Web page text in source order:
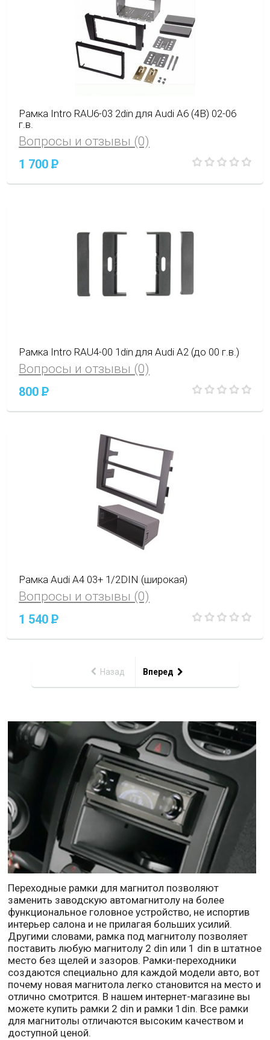
Рамка Intro RAU6-03 2din для Audi A6 (4B) 02-06
г.в.
Вопросы и отзывы (0)
1 700P
Рамка Intro RAU4-00 1din для Audi A2 (до 00 г.в.)
Вопросы и отзывы (0)
800P
Рамка Audi A4 03+ 1/2DIN (широкая)
Вопросы и отзывы (0)
1 540P
Назад Вперед
Переходные рамки для магнитол позволяют
заменить заводскую автомагнитолу на более
функциональное головное устройство, не испортив
интерьер салона и не прилагая больших усилий.
Другими словами, рамка под магнитолу позволяет
поставить любую магнитолу 2 din или 1 din в штатное
место без щелей и зазоров. Рамки-переходники
создаются специально для каждой модели авто, вот
почему новая магнитола легко становится на место и
отлично смотрится. В нашем интернет-магазине вы
можете купить рамки 2 din и рамки 1din. Все рамки
для магнитолы отличаются высоким качеством и
доступной ценой.